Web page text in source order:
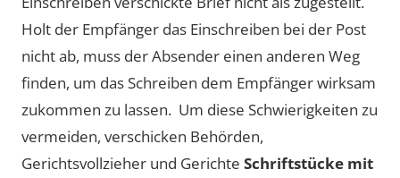
Holt der Empfänger das Einschreiben bei der Post
nicht ab, muss der Absender einen anderen Weg
finden, um das Schreiben dem Empfänger wirksam
zukommen zu lassen. Um diese Schwierigkeiten zu
vermeiden, verschicken Behörden,
Gerichtsvollzieher und Gerichte Schriftstücke mit